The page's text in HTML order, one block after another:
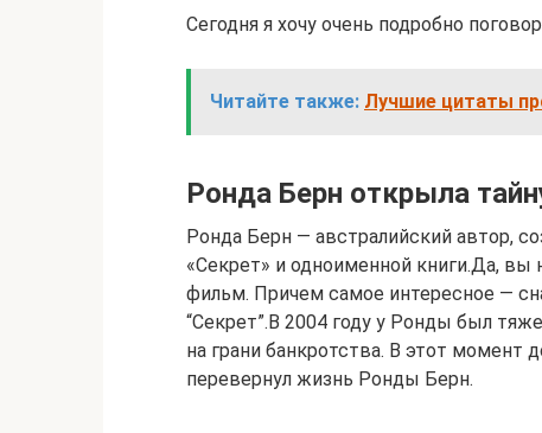
Сегодня я хочу очень подробно
Читайте также: Лучшие цитаты
Ронда Берн открыла
Ронда Берн — австралийский автор,
«Секрет» и одноименной книги.Да, вы
фильм. Причем самое интересное —
“Секрет”.В 2004 году у Ронды был
на грани банкротства. В этот момент
перевернул жизнь Ронды Берн.